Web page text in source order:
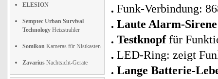
ELESION
Semptec Urban Survival
Technology Heizstrahler
Somikon Kameras für Nistkasten
Zavarius Nachtsicht-Geräte
Funk-Verbindung:
Laute Alarm-
Testknopffür
LED-Ring: zeigt
Lange Batterie-